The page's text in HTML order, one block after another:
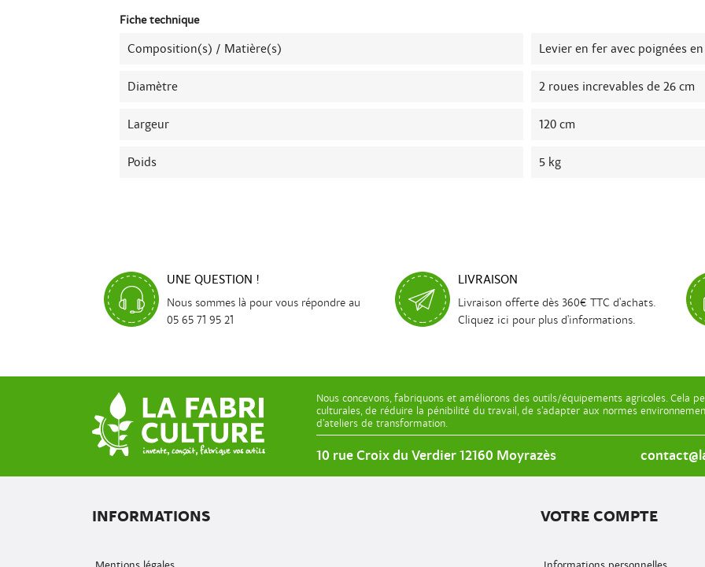
Fiche technique
Composition(s) / Matière(s) Levier en fer avec poignées
Diamètre 2 roues increvables de 26 cm
Largeur 120 cm
Poids 5 kg
UNE QUESTION !
Nous sommes là pour vous répondre au
05 65 71 95 21
LIVRAISON
Livraison offerte dès 360€ TTC d'achats.
Cliquez ici pour plus d'informations.
Nous concevons, fabriquons et améliorons des outils/équipements agricoles. Cela
culturales, de réduire la pénibilité du travail, de s’adapter aux normes
d’ateliers de transformation.
10 rue Croix du Verdier 12160 Moyrazès
INFORMATIONS VOTRE COMPTE